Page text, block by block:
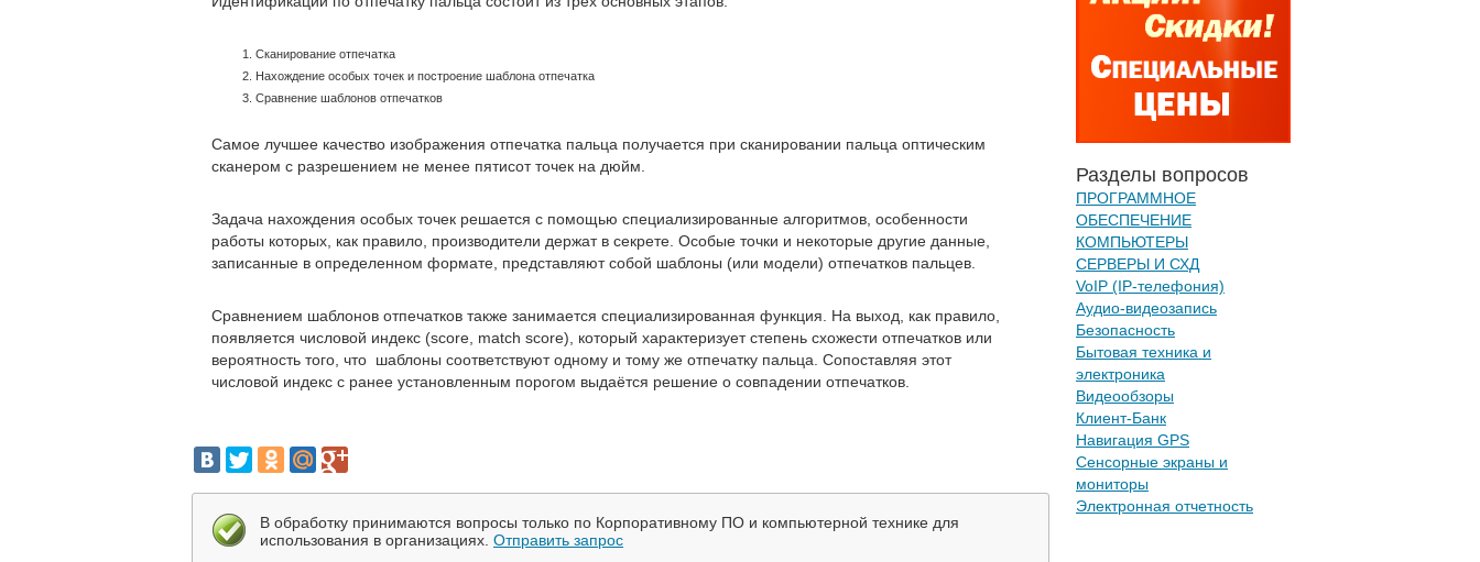
Сканирование отпечатка
Нахождение особых точек и построение шаблона отпечатка
Сравнение шаблонов отпечатков
Самое лучшее качество изображения отпечатка пальца получается при сканировании пальца оптическим
сканером с разрешением не менее пятисот точек на дюйм.
Задача нахождения особых точек решается с помощью специализированные алгоритмов, особенности
работы которых, как правило, производители держат в секрете. Особые точки и некоторые другие данные,
записанные в определенном формате, представляют собой шаблоны (или модели) отпечатков пальцев.
Сравнением шаблонов отпечатков также занимается специализированная функция. На выход, как правило,
появляется числовой индекс (score, match score), который характеризует степень схожести отпечатков или
вероятность того, что шаблоны соответствуют одному и тому же отпечатку пальца. Сопоставляя этот
числовой индекс с ранее установленным порогом выдаётся решение о совпадении отпечатков.
В обработку принимаются вопросы только по Корпоративному ПО и компьютерной технике для
использования в организациях. Отправить запрос
Разделы вопросов
ПРОГРАММНОЕ
ОБЕСПЕЧЕНИЕ
КОМПЬЮТЕРЫ
СЕРВЕРЫ И СХД
VoIP (IP-телефония)
Аудио-видеозапись
Безопасность
Бытовая техника и
электроника
Видеообзоры
Клиент-Банк
Навигация GPS
Сенсорные экраны и
мониторы
Электронная отчетность